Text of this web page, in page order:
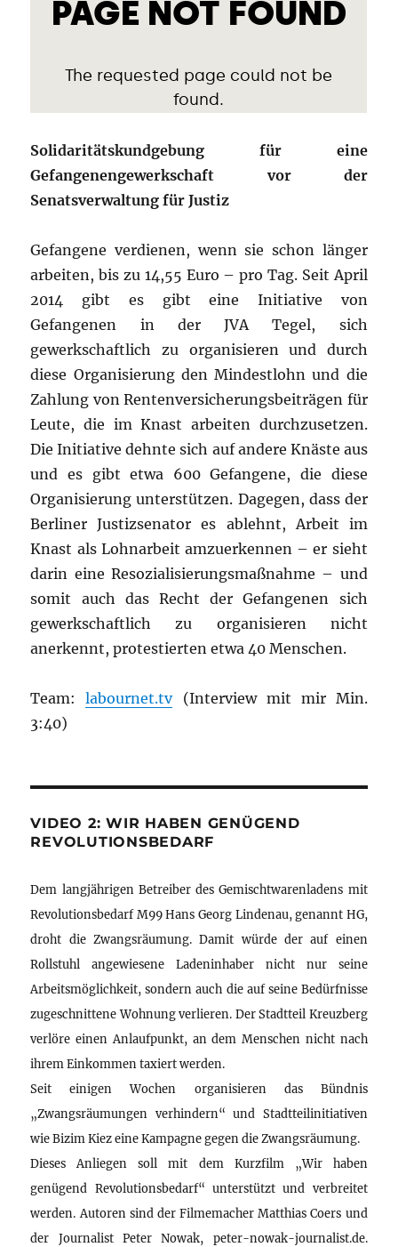
Solidaritätskundgebung für eine
Gefangenengewerkschaft vor der
Senatsverwaltung für Justiz
Gefangene verdienen, wenn sie schon länger
arbeiten, bis zu 14,55 Euro – pro Tag. Seit April
2014 gibt es gibt eine Initiative von
Gefangenen in der JVA Tegel, sich
gewerkschaftlich zu organisieren und durch
diese Organisierung den Mindestlohn und die
Zahlung von Rentenversicherungsbeiträgen für
Leute, die im Knast arbeiten durchzusetzen.
Die Initiative dehnte sich auf andere Knäste aus
und es gibt etwa 600 Gefangene, die diese
Organisierung unterstützen. Dagegen, dass der
Berliner Justizsenator es ablehnt, Arbeit im
Knast als Lohnarbeit amzuerkennen – er sieht
darin eine Resozialisierungsmaßnahme – und
somit auch das Recht der Gefangenen sich
gewerkschaftlich zu organisieren nicht
anerkennt, protestierten etwa 40 Menschen.
Team:labournet.tv(Interview mit mir Min.
3:40)
VIDEO 2: WIR HABEN GENÜGEND
REVOLUTIONSBEDARF
Dem langjährigen Betreiber des Gemischtwarenladens mit
Revolutionsbedarf M99 Hans Georg Lindenau, genannt HG,
droht die Zwangsräumung. Damit würde der auf einen
Rollstuhl angewiesene Ladeninhaber nicht nur seine
Arbeitsmöglichkeit, sondern auch die auf seine Bedürfnisse
zugeschnittene Wohnung verlieren. Der Stadtteil Kreuzberg
verlöre einen Anlaufpunkt, an dem Menschen nicht nach
ihrem Einkommen taxiert werden.
Seit einigen Wochen organisieren das Bündnis
„Zwangsräumungen verhindern“ und Stadtteilinitiativen
wie Bizim Kiez eine Kampagne gegen die Zwangsräumung.
Dieses Anliegen soll mit dem Kurzfilm „Wir haben
genügend Revolutionsbedarf“ unterstützt und verbreitet
werden. Autoren sind der Filmemacher Matthias Coers und
der Journalist Peter Nowak, peter-nowak-journalist.de.